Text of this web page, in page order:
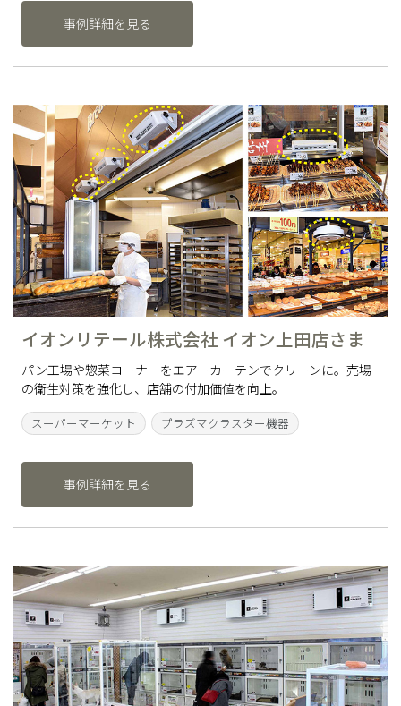
事例詳細を見る
イオンリテール株式会社 イオン上田店さま
パン工場や惣菜コーナーをエアーカーテンでクリーンに。売場
の衛生対策を強化し、店舗の付加価値を向上。
スーパーマーケット プラズマクラスター機器
事例詳細を見る